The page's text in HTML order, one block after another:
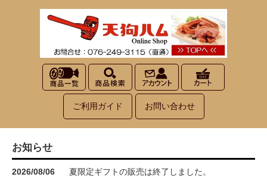
ご利用ガイド お問い合わせ
お知らせ
2026/08/06
夏限定ギフトの販売は終了しました。